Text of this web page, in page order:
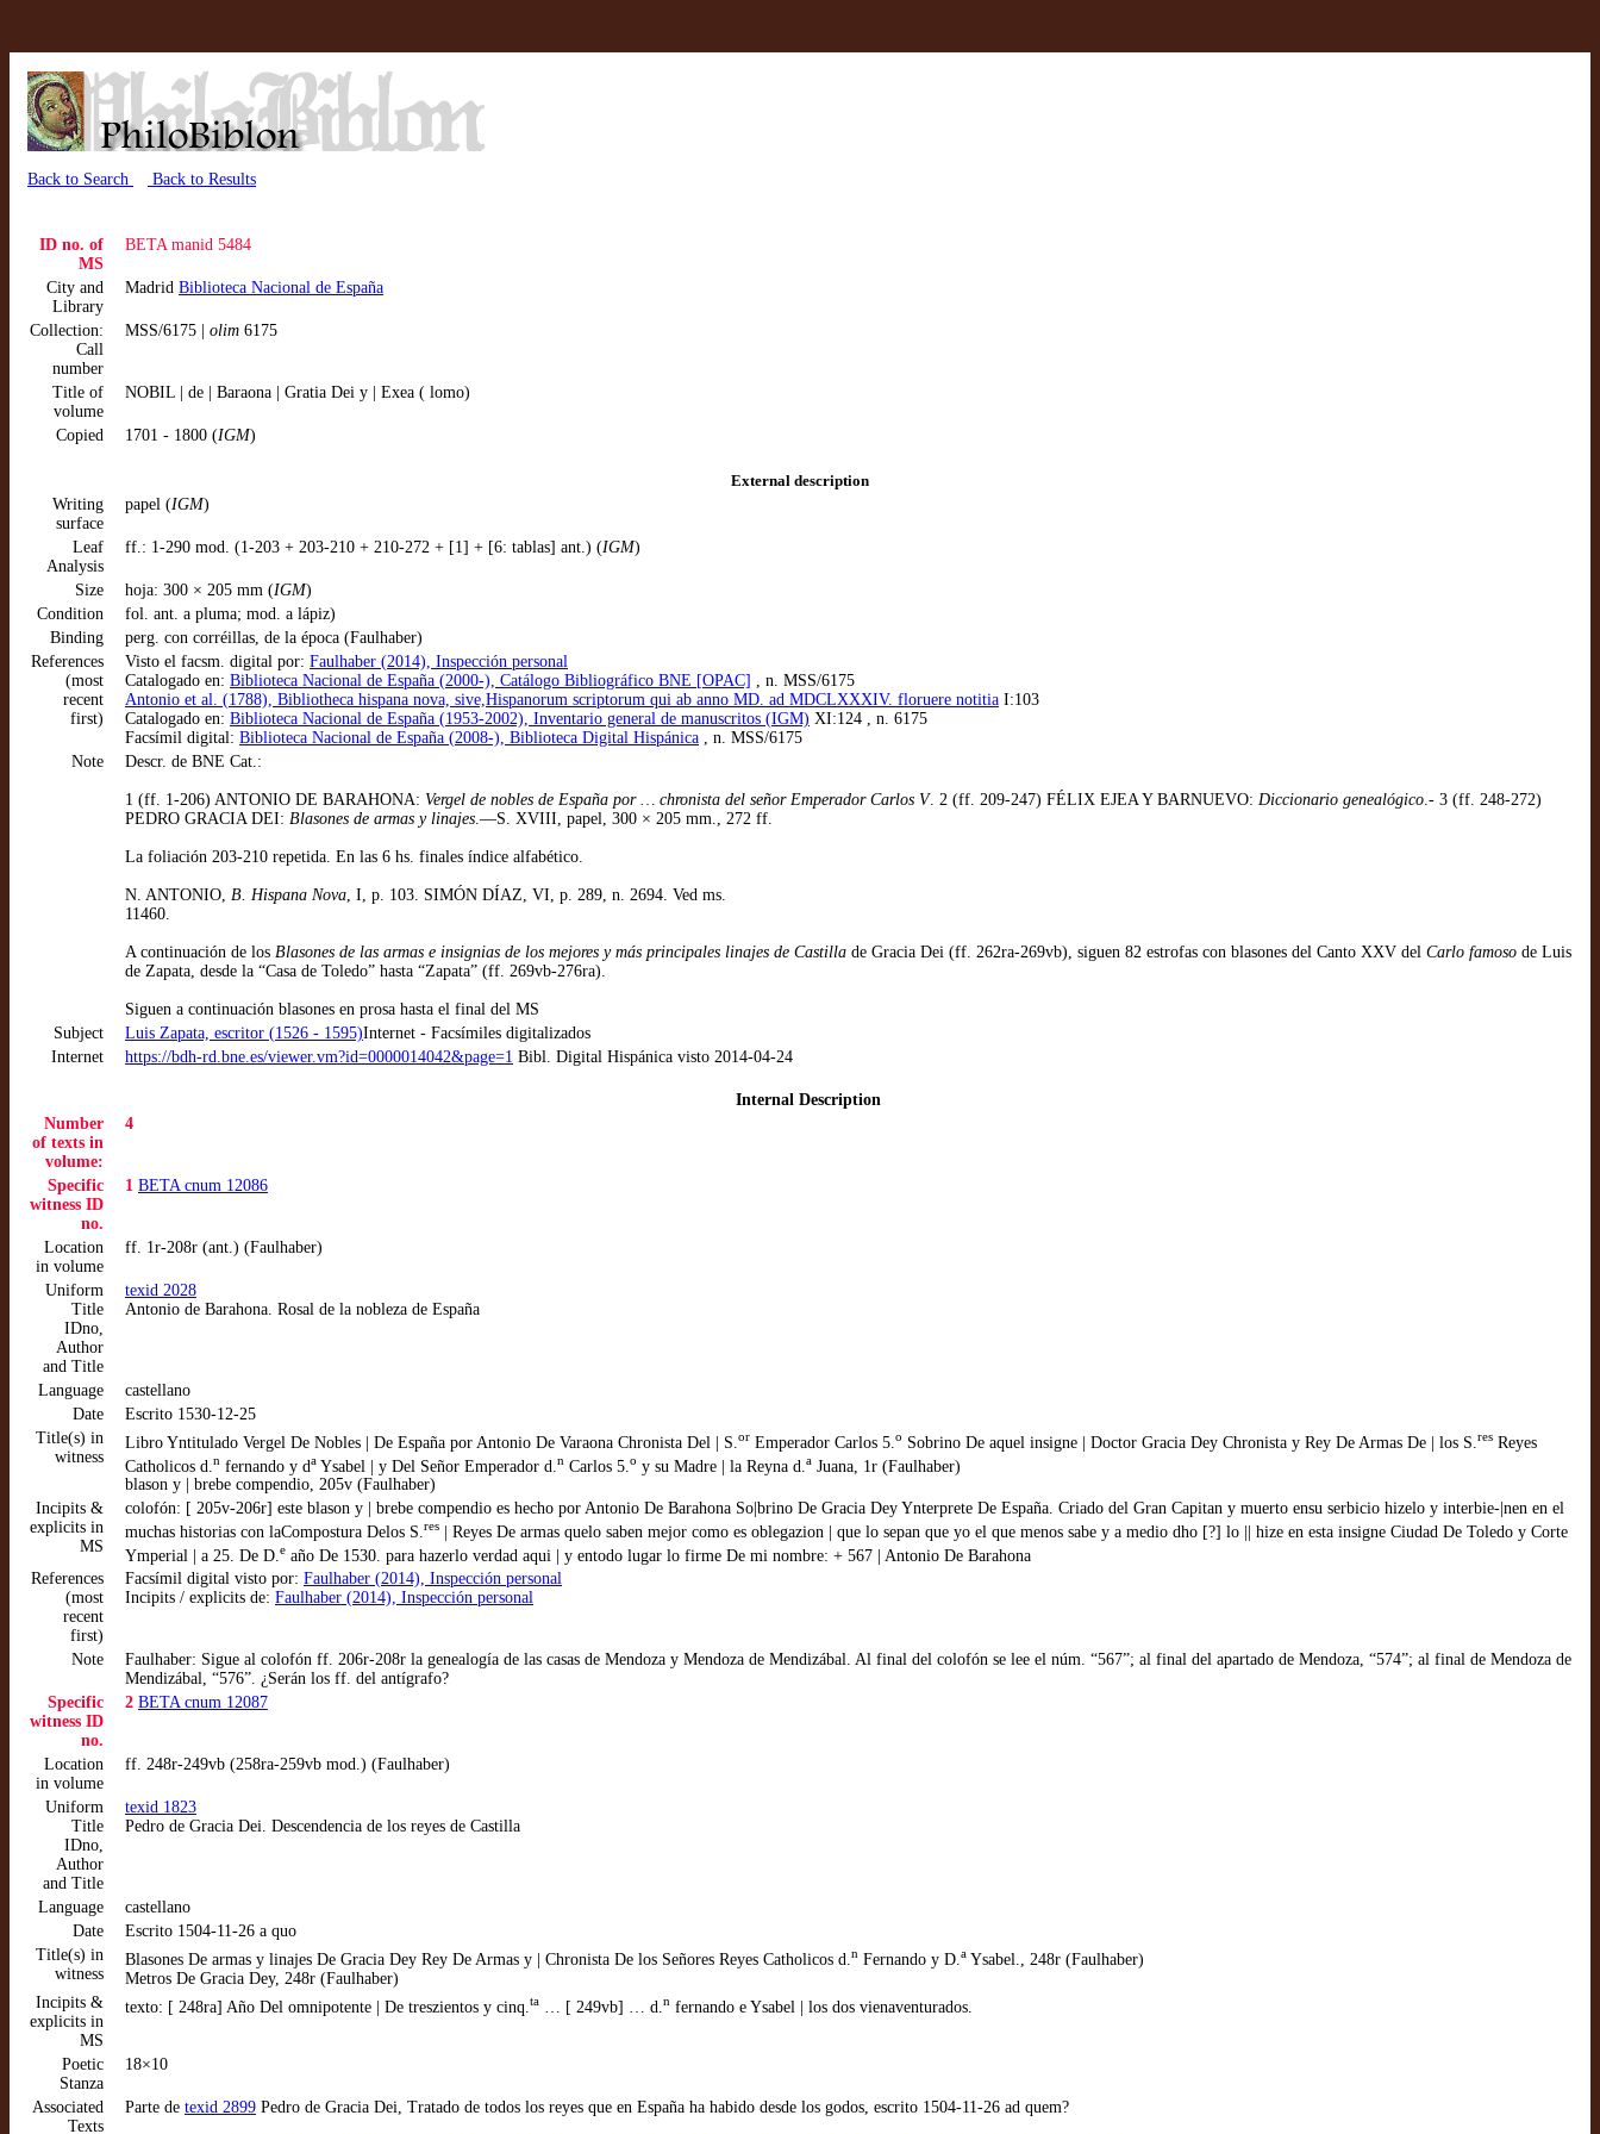
Back to Search Back to Results
ID no. of
MS
BETA manid 5484
City and
Library
Madrid Biblioteca Nacional de España
Collection:
Call
number
MSS/6175 | olim 6175
Title of
volume
NOBIL | de | Baraona | Gratia Dei y | Exea ( lomo)
Copied 1701 - 1800 (IGM)
External description
Writing
surface
papel (IGM)
Leaf
Analysis
ff.: 1-290 mod. (1-203 + 203-210 + 210-272 + [1] + [6: tablas] ant.) (IGM)
Size hoja: 300 × 205 mm (IGM)
Condition
fol. ant. a pluma; mod. a lápiz)
Binding
perg. con corréillas, de la época (Faulhaber)
References
(most
recent
first)
Visto el facsm. digital por: Faulhaber (2014), Inspección personal
Catalogado en: Biblioteca Nacional de España (2000-), Catálogo Bibliográfico BNE [OPAC] , n. MSS/6175
Antonio et al. (1788), Bibliotheca hispana nova, sive,Hispanorum scriptorum qui ab anno MD. ad MDCLXXXIV. floruere notitia I:103
Catalogado en: Biblioteca Nacional de España (1953-2002), Inventario general de manuscritos (IGM) XI:124 , n. 6175
Facsímil digital: Biblioteca Nacional de España (2008-), Biblioteca Digital Hispánica , n. MSS/6175
Note
Descr. de BNE Cat.:
1 (ff. 1-206) ANTONIO DE BARAHONA: Vergel de nobles de España por … chronista del señor Emperador Carlos V. 2 (ff. 209-247) FÉLIX EJEA Y BARNUEVO: Diccionario genealógico.- 3 (ff. 248-272)
PEDRO GRACIA DEI: Blasones de armas y linajes.—S. XVIII, papel, 300 × 205 mm., 272 ff.
La foliación 203-210 repetida. En las 6 hs. finales índice alfabético.
N. ANTONIO, B. Hispana Nova, I, p. 103. SIMÓN DÍAZ, VI, p. 289, n. 2694. Ved ms.
11460.
A continuación de los Blasones de las armas e insignias de los mejores y más principales linajes de Castilla de Gracia Dei (ff. 262ra-269vb), siguen 82 estrofas con blasones del Canto XXV del Carlo famoso de Luis
de Zapata, desde la “Casa de Toledo” hasta “Zapata” (ff. 269vb-276ra).
Siguen a continuación blasones en prosa hasta el final del MS
Subject
Luis Zapata, escritor (1526 - 1595)Internet - Facsímiles digitalizados
Internet
https://bdh-rd.bne.es/viewer.vm?id=0000014042&page=1 Bibl. Digital Hispánica visto 2014-04-24
Internal Description
Number
of texts in
volume:
4
Specific
witness ID
no.
1 BETA cnum 12086
Location
in volume
ff. 1r-208r (ant.) (Faulhaber)
Uniform
Title
IDno,
Author
and Title
texid 2028
Antonio de Barahona. Rosal de la nobleza de España
Language
castellano
Date
Escrito 1530-12-25
Title(s) in
witness
Libro Yntitulado Vergel De Nobles | De España por Antonio De Varaona Chronista Del | S. or Emperador Carlos 5. o Sobrino De aquel insigne | Doctor Gracia Dey Chronista y Rey De Armas De | los S. res Reyes
Catholicos d. n fernando y da Ysabel | y Del Señor Emperador d. n Carlos 5. o y su Madre | la Reyna d. a Juana, 1r (Faulhaber)
blason y | brebe compendio, 205v (Faulhaber)
Incipits &
explicits in
MS
colofón: [ 205v-206r] este blason y | brebe compendio es hecho por Antonio De Barahona So|brino De Gracia Dey Ynterprete De España. Criado del Gran Capitan y muerto ensu serbicio hizelo y interbie-|nen en el
muchas historias con laCompostura Delos S. res | Reyes De armas quelo saben mejor como es oblegazion | que lo sepan que yo el que menos sabe y a medio dho [?] lo || hize en esta insigne Ciudad De Toledo y Corte
Ymperial | a 25. De D. e año De 1530. para hazerlo verdad aqui | y entodo lugar lo firme De mi nombre: + 567 | Antonio De Barahona
References
(most
recent
first)
Facsímil digital visto por: Faulhaber (2014), Inspección personal
Incipits / explicits de: Faulhaber (2014), Inspección personal
Note
Faulhaber: Sigue al colofón ff. 206r-208r la genealogía de las casas de Mendoza y Mendoza de Mendizábal. Al final del colofón se lee el núm. “567”; al final del apartado de Mendoza, “574”; al final de Mendoza de
Mendizábal, “576”. ¿Serán los ff. del antígrafo?
Specific
witness ID
no.
2 BETA cnum 12087
Location
in volume
ff. 248r-249vb (258ra-259vb mod.) (Faulhaber)
Uniform
Title
IDno,
Author
and Title
texid 1823
Pedro de Gracia Dei. Descendencia de los reyes de Castilla
Language
castellano
Date
Escrito 1504-11-26 a quo
Title(s) in
witness
Blasones De armas y linajes De Gracia Dey Rey De Armas y | Chronista De los Señores Reyes Catholicos d. n Fernando y D. a Ysabel., 248r (Faulhaber)
Metros De Gracia Dey, 248r (Faulhaber)
Incipits &
explicits in
MS
texto: [ 248ra] Año Del omnipotente | De treszientos y cinq. ta … [ 249vb] … d. n fernando e Ysabel | los dos vienaventurados.
Poetic
Stanza
18×10
Associated
Texts
Parte de texid 2899 Pedro de Gracia Dei, Tratado de todos los reyes que en España ha habido desde los godos, escrito 1504-11-26 ad quem?